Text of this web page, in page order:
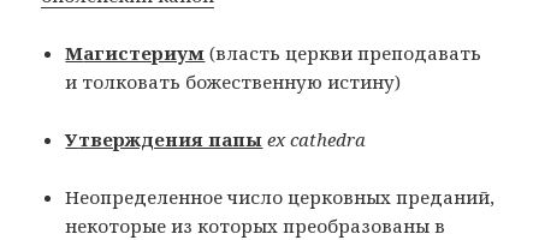
Магистериум (власть церкви преподавать
и толковать божественную истину)
Утверждения папы ex cathedra
Неопределенное число церковных преданий,
некоторые из которых преобразованы в